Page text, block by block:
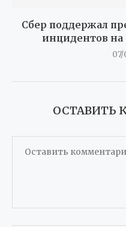
Сбер поддержал
инцидентов на
ОСТАВИТЬ